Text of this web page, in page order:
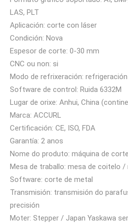
LAS, PLT
Aplicación: corte con láser
Condición: Nova
Espesor de corte: 0-30 mm
CNC ou non: si
Modo de refrixeración:
Software de control: Ruida 6332M
Lugar de orixe: Anhui, China
Marca: ACCURL
Certificación: CE, ISO, FDA
Garantía: 2 anos
Nome do produto: máquina de
Mesa de traballo: mesa de coitelo
Software: corte de metal
Transmisión: transmisión do
precisión
Moter: Stepper / Japan Yaskawa